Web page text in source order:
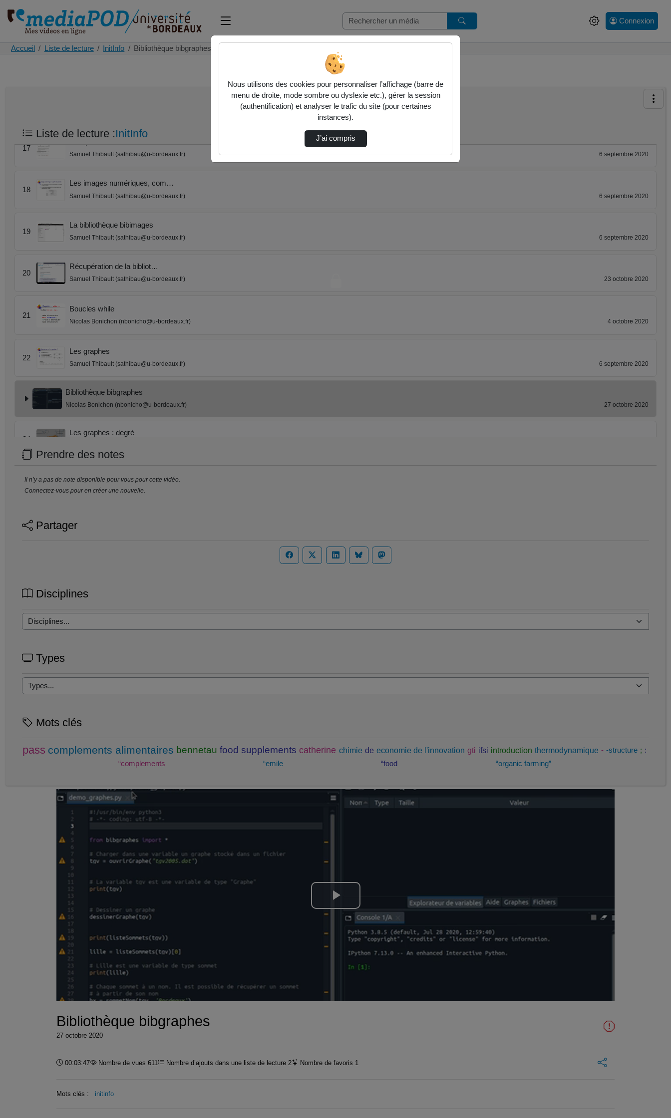
Connexion
Accueil Liste de lecture InitInfo Bibliothèque bibgraphes
Liste de lecture :InitInfo
14
La fonction range()
Samuel Thibault (sathibau@u-bordeaux.fr) 6 septembre 2020
17
Samuel Thibault (sathibau@u-bordeaux.fr) 6 septembre 2020
18
Les images numériques, com…
Samuel Thibault (sathibau@u-bordeaux.fr) 6 septembre 2020
19
La bibliothèque bibimages
Samuel Thibault (sathibau@u-bordeaux.fr) 6 septembre 2020
20
Récupération de la bibliot…
Samuel Thibault (sathibau@u-bordeaux.fr) 23 octobre 2020
21
Boucles while
Nicolas Bonichon (nbonicho@u-bordeaux.fr) 4 octobre 2020
22
Les graphes
Samuel Thibault (sathibau@u-bordeaux.fr) 6 septembre 2020
Bibliothèque bibgraphes
Nicolas Bonichon (nbonicho@u-bordeaux.fr) 27 octobre 2020
24
Les graphes : degré
Prendre des notes
Il n’y a pas de note disponible pour vous pour cette vidéo.
Connectez-vous pour en créer une nouvelle.
Partager
Disciplines
Types
Mots clés
pass complements alimentaires bennetau food supplements catherine chimie de economie de l'innovation gti ifsi introduction thermodynamique - -structure ; :
“complements
“emile “food “organic farming”
Lire
la
vidéo
Bibliothèque bibgraphes
27 octobre 2020
Durée :
00:03:47 Nombre de vues 611 Nombre d’ajouts dans une liste de lecture 2 Nombre de favoris 1
Mots clés : initinfo
Nous utilisons des cookies pour personnaliser l’affichage (barre de
menu de droite, mode sombre ou dyslexie etc.), gérer la session
(authentification) et analyser le trafic du site (pour certaines
instances).
J’ai compris